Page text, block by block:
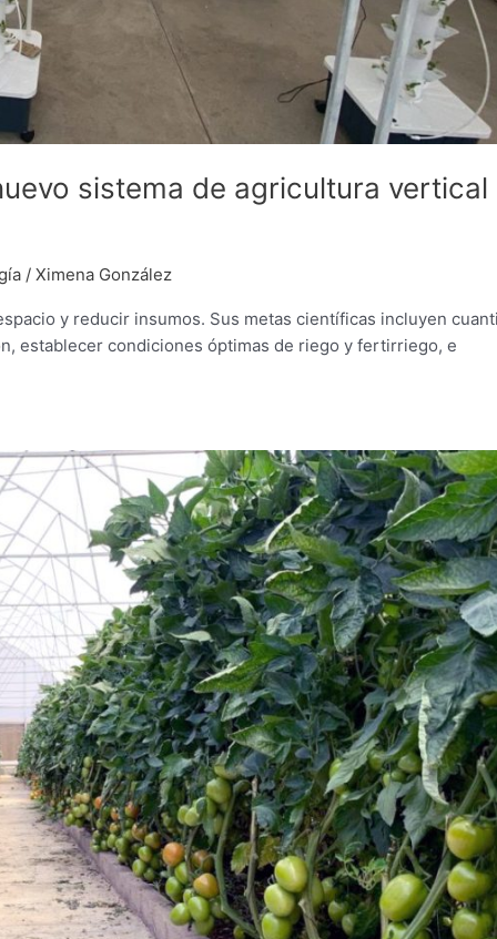
sistema de agricultura vertical
/ Ximena González
y reducir insumos. Sus metas científicas incluyen
establecer condiciones óptimas de riego y fertirriego, e